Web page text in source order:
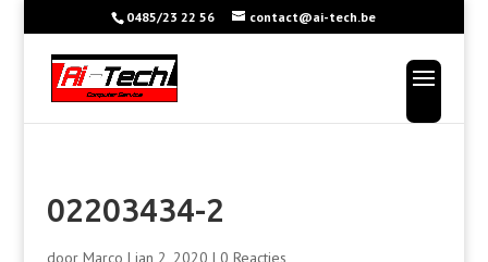
0485/23 22 56 contact@ai-tech.be
02203434-2
door Marco | jan 2, 2020 | 0 Reacties